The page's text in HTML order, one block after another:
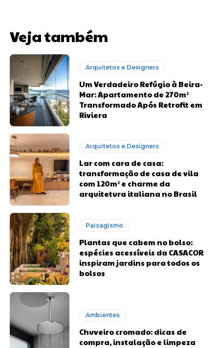
Veja também
Arquitetos e Designers
Um Verdadeiro Refúgio à Beira-
Mar: Apartamento de 270m²
Transformado Após Retrofit em
Riviera
Arquitetos e Designers
Lar com cara de casa:
transformação de casa de vila
com 120m² e charme da
arquitetura italiana no Brasil
Paisagismo
Plantas que cabem no bolso:
espécies acessíveis da CASACOR
inspiram jardins para todos os
bolsos
Ambientes
Chuveiro cromado: dicas de
compra, instalação e limpeza